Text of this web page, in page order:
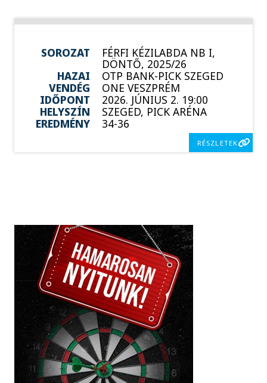
SOROZAT FÉRFI KÉZILABDA NB I,
DÖNTŐ, 2025/26
HAZAI
OTP BANK-PICK SZEGED
VENDÉG
ONE VESZPRÉM
IDŐPONT
2026. JÚNIUS 2. 19:00
HELYSZÍN
SZEGED, PICK ARÉNA
EREDMÉNY
34-36
RÉSZLETEK